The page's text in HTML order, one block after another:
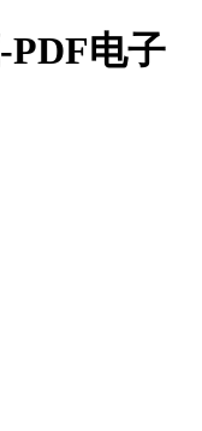
PDF电子